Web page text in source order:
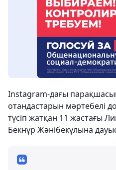
Instagram-дағы
отандастарын мәртебелі
түсіп жатқан 11 жастағы
Бекнұр Жәнібекұлына